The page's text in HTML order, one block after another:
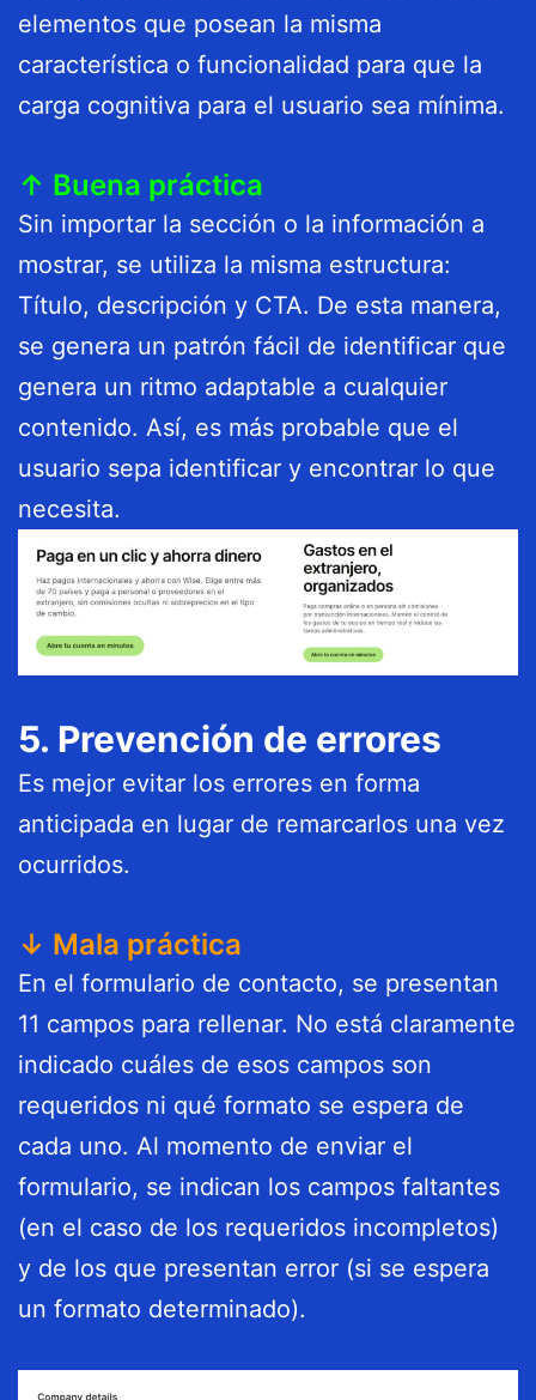
elementos que posean la misma
característica o funcionalidad para que la
carga cognitiva para el usuario sea mínima.
↑ Buena práctica
Sin importar la sección o la información a
mostrar, se utiliza la misma estructura:
Título, descripción y CTA. De esta manera,
se genera un patrón fácil de identificar que
genera un ritmo adaptable a cualquier
contenido. Así, es más probable que el
usuario sepa identificar y encontrar lo que
necesita.
5. Prevención de errores
Es mejor evitar los errores en forma
anticipada en lugar de remarcarlos una vez
ocurridos.
↓ Mala práctica
En el formulario de contacto, se presentan
11 campos para rellenar. No está claramente
indicado cuáles de esos campos son
requeridos ni qué formato se espera de
cada uno. Al momento de enviar el
formulario, se indican los campos faltantes
(en el caso de los requeridos incompletos)
y de los que presentan error (si se espera
un formato determinado).